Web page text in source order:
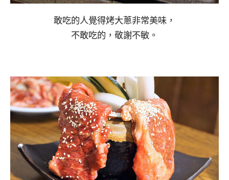
敢吃的人覺得烤大蔥非常美味，
不敢吃的，敬謝不敏。